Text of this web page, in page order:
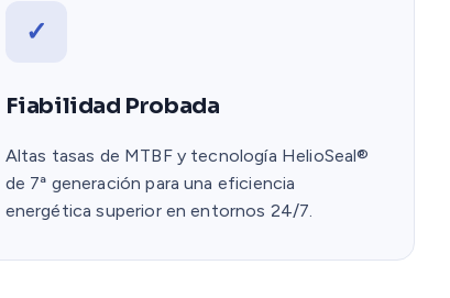
✓
Fiabilidad Probada
Altas tasas de MTBF y tecnología HelioSeal®
de 7ª generación para una eficiencia
energética superior en entornos 24/7.